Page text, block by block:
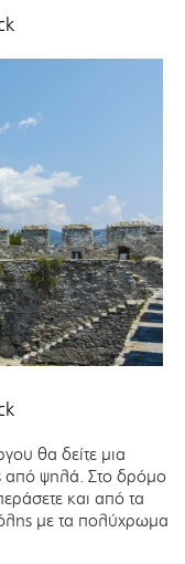
θα δείτε μια
από ψηλά. Στο δρόμο
και από τα
με τα πολύχρωμα